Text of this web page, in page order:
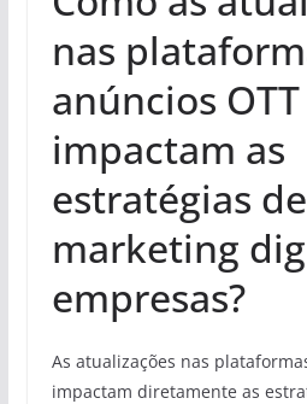
nas
anúncios OTT
impactam as
estratégias de
marketing
empresas?
As atualizações nas
impactam diretamente as